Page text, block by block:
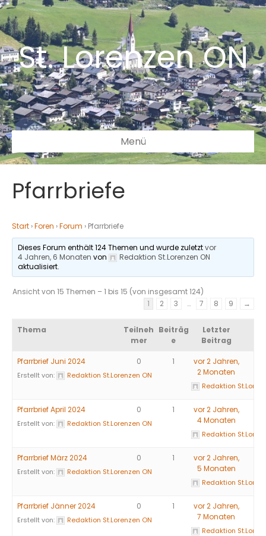
St. Lorenzen ON
Menü
Pfarrbriefe
Start ›Foren ›Forum › Pfarrbriefe
Dieses Forum enthält 124 Themen und wurde zuletztvor
4 Jahren, 6 Monaten von
Redaktion St.Lorenzen ON
aktualisiert.
Ansicht von 15 Themen – 1 bis 15 (von insgesamt 124)
1
2 3 … 7 8 9 →
Thema
Teilneh
mer
Beiträg
e
Letzter
Beitrag
Pfarrbrief Juni 2024
Erstellt von: Redaktion St.Lorenzen ON
0 1
vor 2 Jahren,
2 Monaten
Redaktion
Pfarrbrief April 2024
Erstellt von: Redaktion St.Lorenzen ON
0 1
vor 2 Jahren,
4 Monaten
Redaktion
Pfarrbrief März 2024
Erstellt von: Redaktion St.Lorenzen ON
0 1
vor 2 Jahren,
5 Monaten
Redaktion
Pfarrbrief Jänner 2024
Erstellt von: Redaktion St.Lorenzen ON
0 1
vor 2 Jahren,
7 Monaten
Redaktion